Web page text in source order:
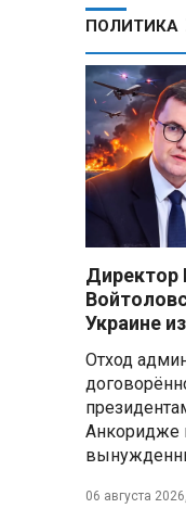
ПОЛИТИКА
Украине
Отход
Анкоридже
06 августа